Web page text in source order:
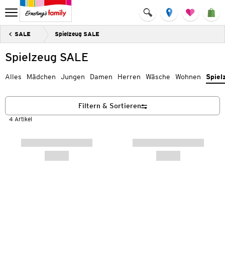
SALE Spielzeug SALE
Spielzeug SALE
Alles Mädchen Jungen Damen Herren Wäsche Wohnen
4 Artikel
Filtern & Sortieren